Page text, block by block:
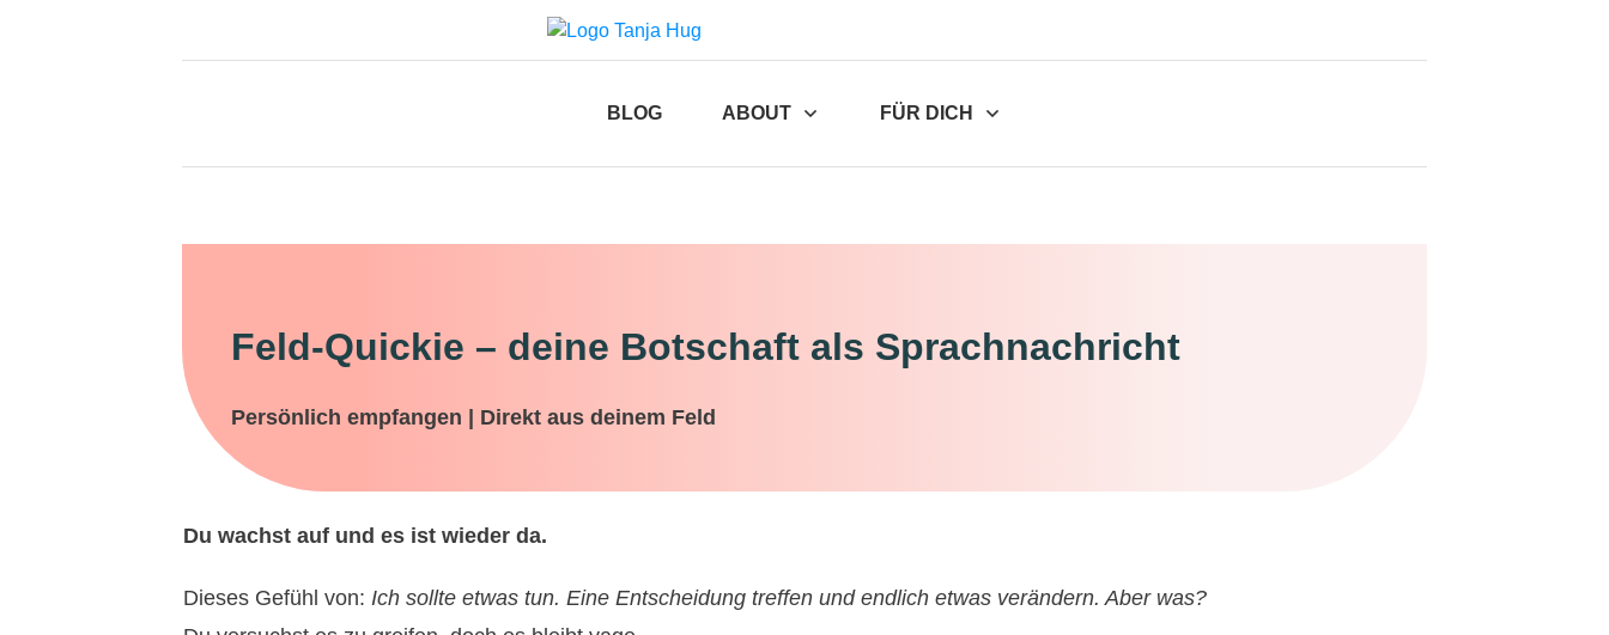
BLOG ABOUT FÜR DICH
Feld-Quickie – deine Botschaft als Sprachnachricht
Persönlich empfangen | Direkt aus deinem Feld
Du wachst auf und es ist wieder da.
Dieses Gefühl von: Ich sollte etwas tun. Eine Entscheidung treffen und endlich etwas verändern. Aber was?